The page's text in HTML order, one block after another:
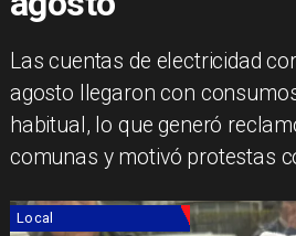
Las cuentas de electricidad
agosto llegaron con
habitual, lo que generó
comunas y motivó protestas
Local